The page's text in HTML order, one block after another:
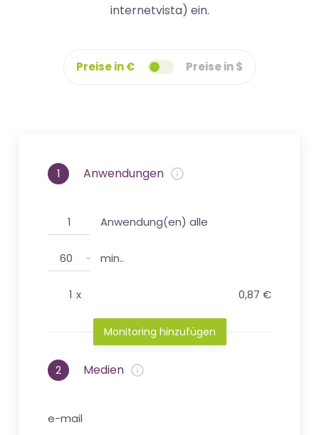
internetvista) ein.
Preise in € Preise in $
1 Anwendungen
Anwendung(en) alle
min..
1 x 0,87 €
Monitoring hinzufügen
2 Medien
e-mail